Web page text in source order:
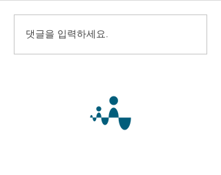
댓글을 입력하세요.